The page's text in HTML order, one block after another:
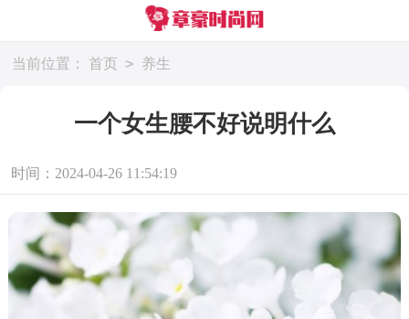
当前位置： 首页 > 养生
一个女生腰不好说明什么
时间：2024-04-26 11:54:19